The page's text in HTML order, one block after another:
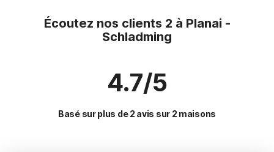
Écoutez nos clients 2 à Planai -
Schladming
4.7/5
Basé sur plus de 2 avis sur 2 maisons